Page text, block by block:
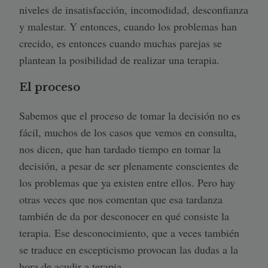
niveles de insatisfacción, incomodidad, desconfianza
y malestar. Y entonces, cuando los problemas han
crecido, es entonces cuando muchas parejas se
plantean la posibilidad de realizar una terapia.
El proceso
Sabemos que el proceso de tomar la decisión no es
fácil, muchos de los casos que vemos en consulta,
nos dicen, que han tardado tiempo en tomar la
decisión, a pesar de ser plenamente conscientes de
los problemas que ya existen entre ellos. Pero hay
otras veces que nos comentan que esa tardanza
también de da por desconocer en qué consiste la
terapia. Ese desconocimiento, que a veces también
se traduce en escepticismo provocan las dudas a la